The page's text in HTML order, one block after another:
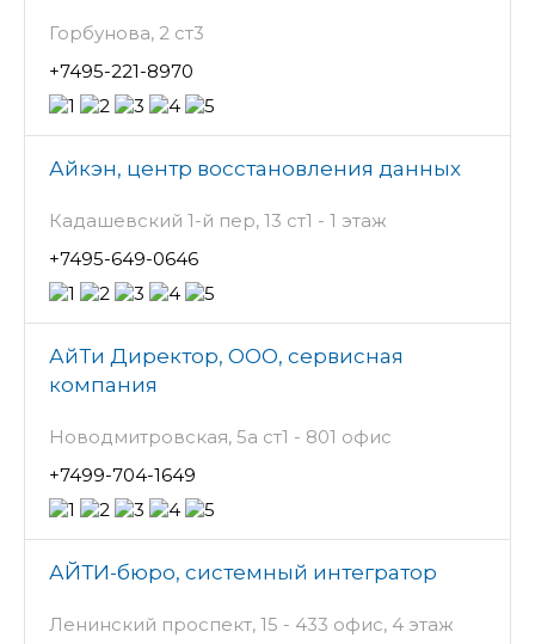
Горбунова, 2 ст3
+7495-221-8970
Айкэн, центр восстановления данных
Кадашевский 1-й пер, 13 ст1 - 1 этаж
+7495-649-0646
АйТи Директор, ООО, сервисная
компания
Новодмитровская, 5а ст1 - 801 офис
+7499-704-1649
АЙТИ-бюро, системный интегратор
Ленинский проспект, 15 - 433 офис, 4 этаж